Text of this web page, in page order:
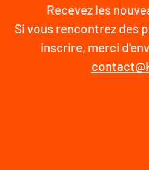
Recevez les
Si vous rencontrez des
inscrire, merci